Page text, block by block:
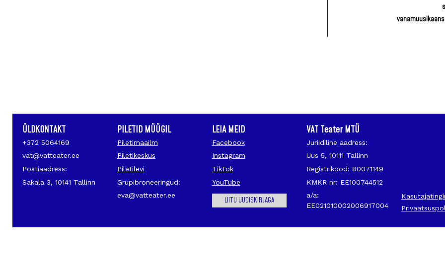
ÜLDKONTAKT
+372 5064169
vat@vatteater.ee
Postiaadress:
Sakala 3, 10141 Tallinn
PILETID MÜÜGIL
Piletimaailm
Piletikeskus
Piletilevi
Grupibroneeringud:
eva@vatteater.ee
LEIA MEID
Facebook
Instagram
TikTok
YouTube
LIITU UUDISKIRJAGA
VAT Teater MTÜ
Juriidiline aadress:
Uus 5, 10111 Tallinn
Registrikood: 80071149
KMKR nr: EE100744512
a/a:
EE021010002006917004